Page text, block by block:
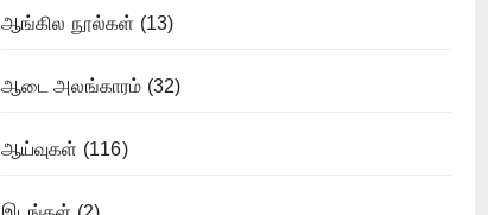
ஆங்கில நூல்கள் (13)
ஆடை அலங்காரம் (32)
ஆய்வுகள் (116)